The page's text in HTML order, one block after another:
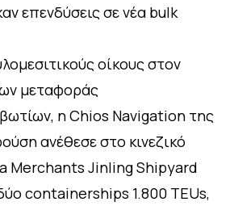
επενδύσεις σε νέα bulk
οίκους στον
μεταφοράς
η Chios Navigation της
ανέθεσε στο κινεζικό
Merchants Jinling Shipyard
containerships 1.800 TEUs,